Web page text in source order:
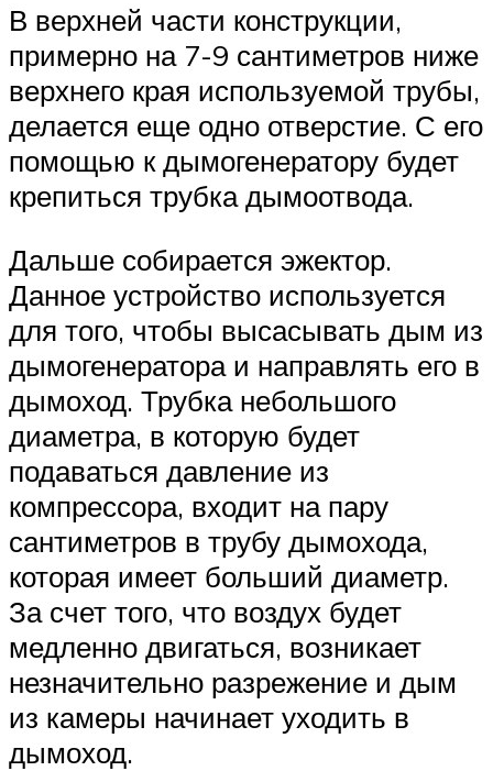
В верхней части конструкции,
примерно на 7-9 сантиметров ниже
верхнего края используемой трубы,
делается еще одно отверстие. С его
помощью к дымогенератору будет
крепиться трубка дымоотвода.
Дальше собирается эжектор.
Данное устройство используется
для того, чтобы высасывать дым из
дымогенератора и направлять его в
дымоход. Трубка небольшого
диаметра, в которую будет
подаваться давление из
компрессора, входит на пару
сантиметров в трубу дымохода,
которая имеет больший диаметр.
За счет того, что воздух будет
медленно двигаться, возникает
незначительно разрежение и дым
из камеры начинает уходить в
дымоход.